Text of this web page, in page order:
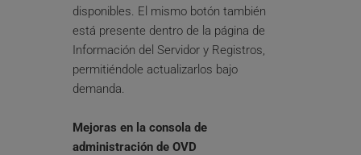
disponibles. El mismo botón también
está presente dentro de la página de
Información del Servidor y Registros,
permitiéndole actualizarlos bajo
demanda.
Mejoras en la consola de
administración de OVD